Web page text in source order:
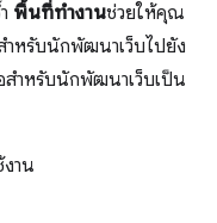
พื้นที่ทำงานช่วยให้คุณ
หรับนักพัฒนาเว็บไปยัง
สำหรับนักพัฒนาเว็บเป็น
าน